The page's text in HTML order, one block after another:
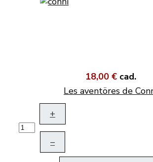
18,00 € cad.
Les aventöres de
+
–